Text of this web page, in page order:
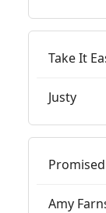
Take It
Justy
Amy